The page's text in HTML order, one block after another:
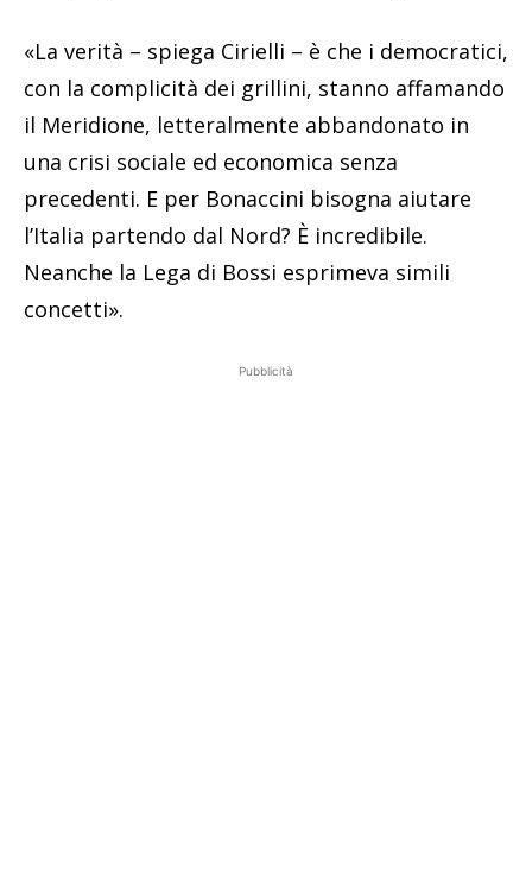
«La verità – spiega Cirielli – è che i democratici,
con la complicità dei grillini, stanno affamando
il Meridione, letteralmente abbandonato in
una crisi sociale ed economica senza
precedenti. E per Bonaccini bisogna aiutare
l’Italia partendo dal Nord? È incredibile.
Neanche la Lega di Bossi esprimeva simili
concetti».
Pubblicità